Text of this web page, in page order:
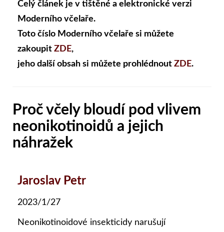
Celý článek je v tištěné a elektronické verzi
Moderního včelaře.
Toto číslo Moderního včelaře si můžete
zakoupit ZDE,
jeho další obsah si můžete prohlédnout ZDE.
Proč včely bloudí pod vlivem
neonikotinoidů a jejich
náhražek
Jaroslav Petr
2023/1/27
Neonikotinoidové insekticidy narušují